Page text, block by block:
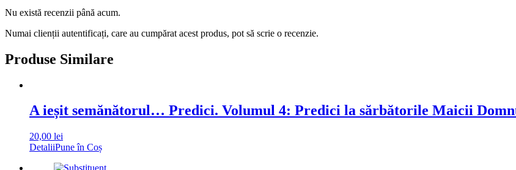
Nu există recenzii până acum.
Numai clienții autentificați, care au cumpărat acest produs, pot să scrie o recenzie.
Produse Similare
A ieșit semănătorul… Predici. Volumul 4: Predici la sărbătorile Maicii
20,00 lei
DetaliiPune în Coș